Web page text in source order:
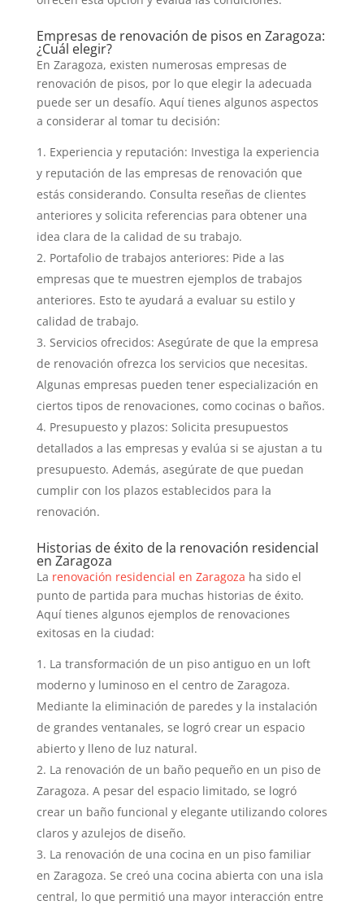
Empresas de renovación de pisos en Zaragoza:
¿Cuál elegir?
En Zaragoza, existen numerosas empresas de
renovación de pisos, por lo que elegir la adecuada
puede ser un desafío. Aquí tienes algunos aspectos
a considerar al tomar tu decisión:
Experiencia y reputación: Investiga la experiencia
y reputación de las empresas de renovación que
estás considerando. Consulta reseñas de clientes
anteriores y solicita referencias para obtener una
idea clara de la calidad de su trabajo.
Portafolio de trabajos anteriores: Pide a las
empresas que te muestren ejemplos de trabajos
anteriores. Esto te ayudará a evaluar su estilo y
calidad de trabajo.
Servicios ofrecidos: Asegúrate de que la empresa
de renovación ofrezca los servicios que necesitas.
Algunas empresas pueden tener especialización en
ciertos tipos de renovaciones, como cocinas o baños.
Presupuesto y plazos: Solicita presupuestos
detallados a las empresas y evalúa si se ajustan a tu
presupuesto. Además, asegúrate de que puedan
cumplir con los plazos establecidos para la
renovación.
Historias de éxito de la renovación residencial
en Zaragoza
La renovación residencial en Zaragoza ha sido el
punto de partida para muchas historias de éxito.
Aquí tienes algunos ejemplos de renovaciones
exitosas en la ciudad:
La transformación de un piso antiguo en un loft
moderno y luminoso en el centro de Zaragoza.
Mediante la eliminación de paredes y la instalación
de grandes ventanales, se logró crear un espacio
abierto y lleno de luz natural.
La renovación de un baño pequeño en un piso de
Zaragoza. A pesar del espacio limitado, se logró
crear un baño funcional y elegante utilizando colores
claros y azulejos de diseño.
La renovación de una cocina en un piso familiar
en Zaragoza. Se creó una cocina abierta con una isla
central, lo que permitió una mayor interacción entre